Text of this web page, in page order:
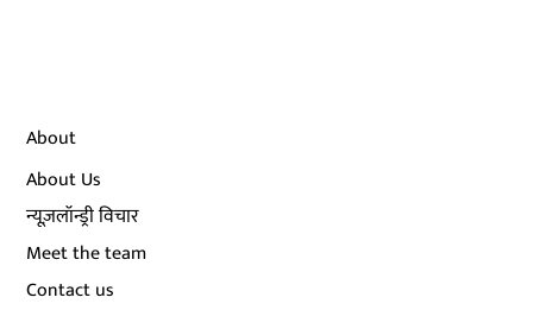
About
About Us
न्यूज़लॉन्ड्री विचार
Meet the team
Contact us